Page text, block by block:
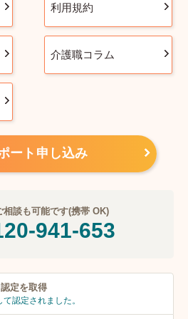
利用規約
介護職コラム
ート申し込み
相談も可能です(携帯 OK)
941-653
認定を取得
て認定されました。